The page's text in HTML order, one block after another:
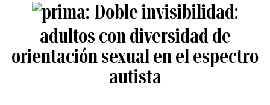
Doble invisibilidad:
adultos con diversidad de
orientación sexual en el espectro
autista